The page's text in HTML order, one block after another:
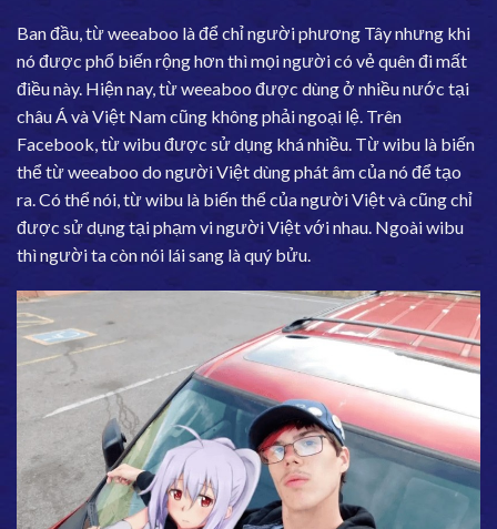
Ban đầu, từ weeaboo là để chỉ người phương Tây nhưng khi
nó được phổ biến rộng hơn thì mọi người có vẻ quên đi mất
điều này. Hiện nay, từ weeaboo được dùng ở nhiều nước tại
châu Á và Việt Nam cũng không phải ngoại lệ. Trên
Facebook, từ wibu được sử dụng khá nhiều. Từ wibu là biến
thể từ weeaboo do người Việt dùng phát âm của nó để tạo
ra. Có thể nói, từ wibu là biến thể của người Việt và cũng chỉ
được sử dụng tại phạm vi người Việt với nhau. Ngoài wibu
thì người ta còn nói lái sang là quý bửu.